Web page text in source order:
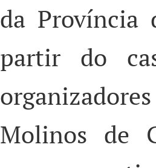
da Província
partir do
Molinos de